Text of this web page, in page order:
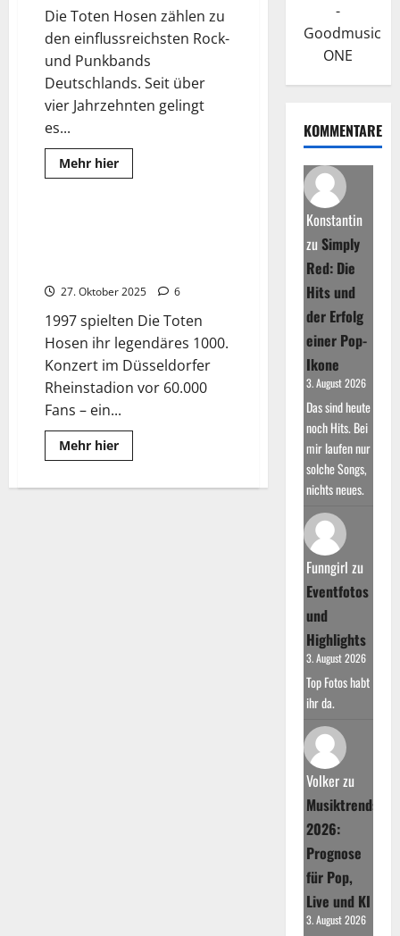
Die Toten Hosen zählen zu
den einflussreichsten Rock-
und Punkbands
Deutschlands. Seit über
vier Jahrzehnten gelingt
es...
Mehr hierRead
more
Müssen
Gehen
Tour
2026
2026 Wissenswertes
27. Oktober 2025 6
1997 spielten Die Toten
Hosen ihr legendäres 1000.
Konzert im Düsseldorfer
Rheinstadion vor 60.000
Fans – ein...
Mehr hierRead
more
Toten
-
Goodmusic
ONE
KOMMENTARE
Konstantin
zu Simply
Red: Die
Hits und
der Erfolg
einer Pop-
Ikone
3. August 2026
Das sind heute
noch Hits. Bei
mir laufen nur
solche Songs,
nichts neues.
Funngirl zu
Eventfotos
und
Highlights
3. August 2026
Top Fotos habt
ihr da.
Volkerzu
Musiktrends
2026:
Prognose
für Pop,
Live und KI
3. August 2026